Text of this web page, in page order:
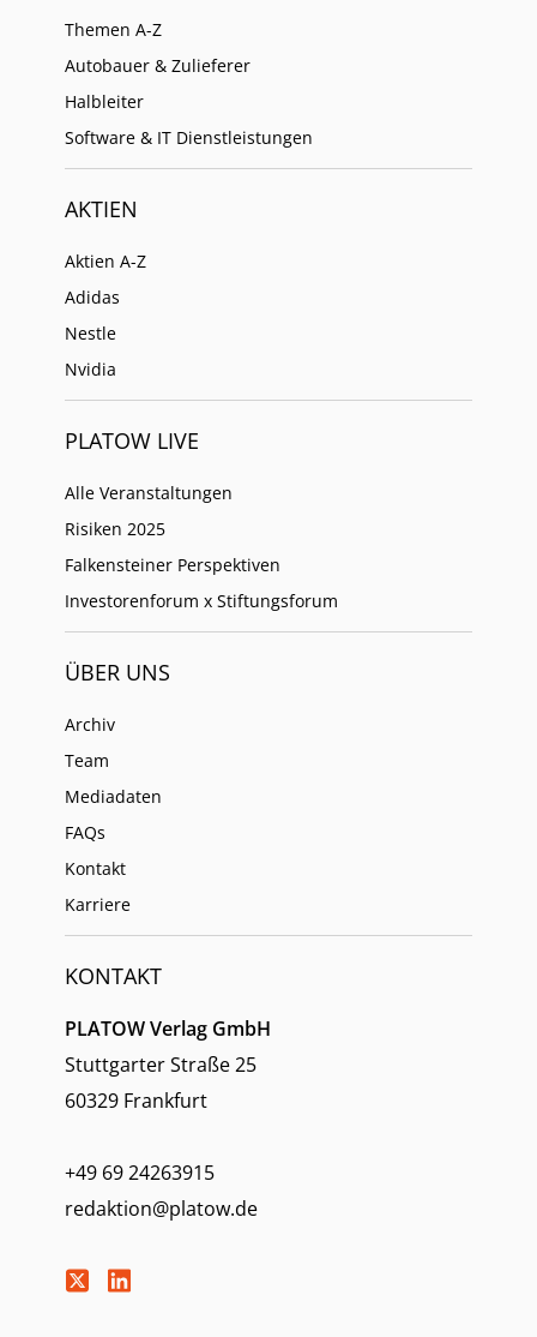
Themen A-Z
Autobauer & Zulieferer
Halbleiter
Software & IT Dienstleistungen
AKTIEN
Aktien A-Z
Adidas
Nestle
Nvidia
PLATOW LIVE
Alle Veranstaltungen
Risiken 2025
Falkensteiner Perspektiven
Investorenforum x Stiftungsforum
ÜBER UNS
Archiv
Team
Mediadaten
FAQs
Kontakt
Karriere
KONTAKT
PLATOW Verlag GmbH
Stuttgarter Straße 25
60329 Frankfurt
+49 69 24263915
redaktion@platow.de